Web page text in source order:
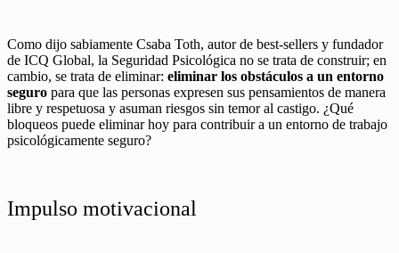
Como dijo sabiamente Csaba Toth, autor de best-sellers y fundador
de ICQ Global, la Seguridad Psicológica no se trata de construir; en
cambio, se trata de eliminar: eliminar los obstáculos a un entorno
seguro para que las personas expresen sus pensamientos de manera
libre y respetuosa y asuman riesgos sin temor al castigo. ¿Qué
bloqueos puede eliminar hoy para contribuir a un entorno de trabajo
psicológicamente seguro?
Impulso motivacional